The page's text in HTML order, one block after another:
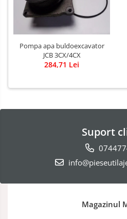
Pompa apa buldoexcavator
JCB 3CX/4CX
284,71 Lei
Suport
Magazinul